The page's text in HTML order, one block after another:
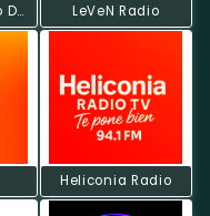
Emisora Minuto De Dios LeVeN Radio
Heliconia Radio